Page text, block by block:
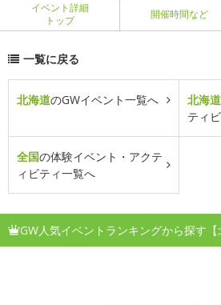
イベント詳細
トップ
開催時間など
一覧に戻る
北海道のGWイベント一覧へ 北海道
ティ
全国の体験イベント・アクテ
ィビティ一覧へ
GW人気イベントランキングから探す【